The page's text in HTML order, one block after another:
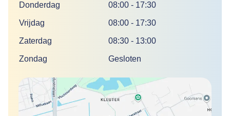
Donderdag 08:00 - 17:30
Vrijdag 08:00 - 17:30
Zaterdag 08:30 - 13:00
Zondag Gesloten